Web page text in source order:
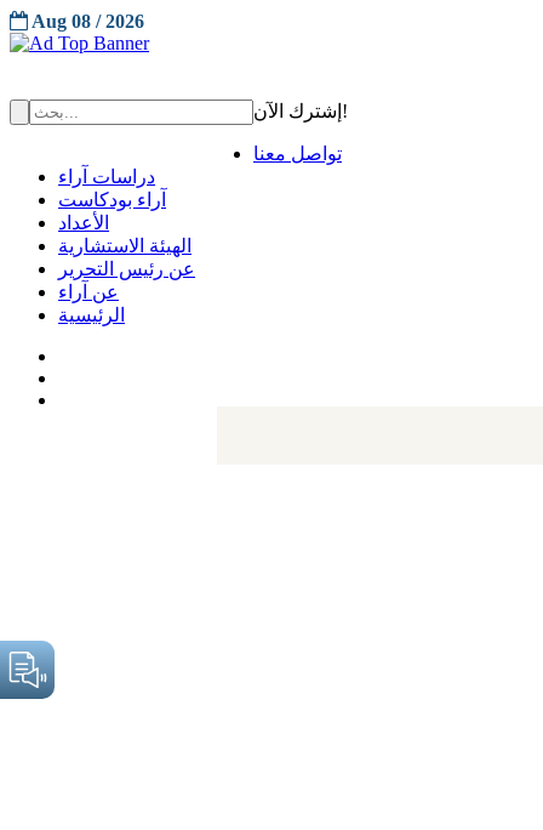
Aug 08 / 2026
إشترك الآن!
تواصل معنا
دراسات آراء
آراء بودكاست
الأعداد
الهيئة الاستشارية
عن رئيس التحرير
عن آراء
الرئيسية